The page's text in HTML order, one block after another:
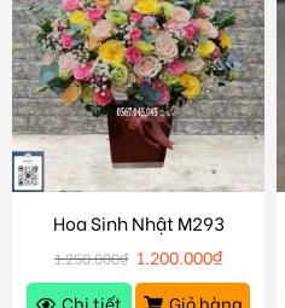
Hoa Sinh Nhật M293
1.250.000₫ 1.200.000₫
Chi tiết
Giỏ hàng